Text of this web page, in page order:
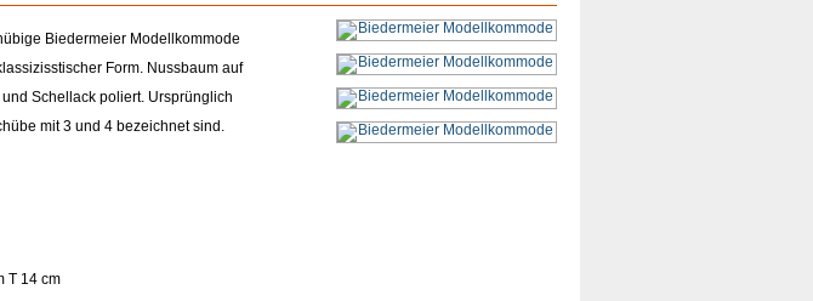
Biedermeier Modellkommode
Form. Nussbaum auf
Schellack poliert. Ursprünglich
mit 3 und 4 bezeichnet sind.
T 14 cm